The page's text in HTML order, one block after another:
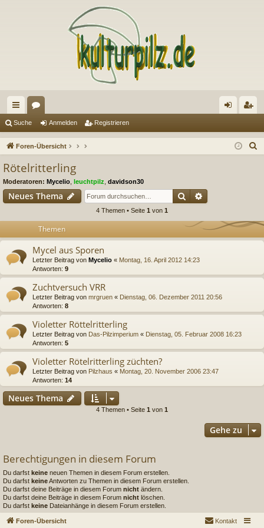
ch
ne
riff
en m ist
Suche Anmelden Registrieren
Foren-Übersicht
Rötelritterling
Moderatoren: Mycelio leuchtpilz davidson30
Neues Thema Suche
4 Themen • Seite 1 von 1
Themen
Mycel aus Sporen
Letzter Beitrag von Mycelio « Montag, 16. April 2012 14:23
Antworten: 9
Zuchtversuch VRR
Letzter Beitrag von mrgruen « Dienstag, 06. Dezember 2011 20:56
Antworten: 8
Violetter Röttelritterling
Letzter Beitrag von Das-Pilzimperium « Dienstag, 05. Februar 2008 16:23
Antworten: 5
Violetter Rötelritterling züchten?
Letzter Beitrag von Pilzhaus « Montag, 20. November 2006 23:47
Antworten: 14
Neues Thema
4 Themen • Seite 1 von 1
Gehe zu
Berechtigungen in diesem Forum
Du darfst keine neuen Themen in diesem Forum erstellen.
Du darfst keineAntworten zu Themen in diesem Forum erstellen.
Du darfst deine Beiträge in diesem Forum nicht ändern.
Du darfst deine Beiträge in diesem Forum nicht löschen.
Du darfst keine Dateianhänge in diesem Forum erstellen.
Foren-Übersicht Kontakt